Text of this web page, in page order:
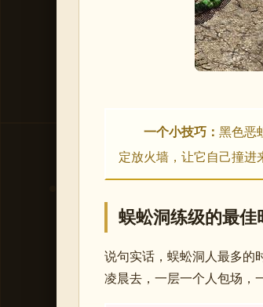
一个小技巧： 黑色恶
定放火墙，让它自己撞进
蜈蚣洞练级的最佳
说句实话，蜈蚣洞人最多
凌晨去，一层一个人包场，